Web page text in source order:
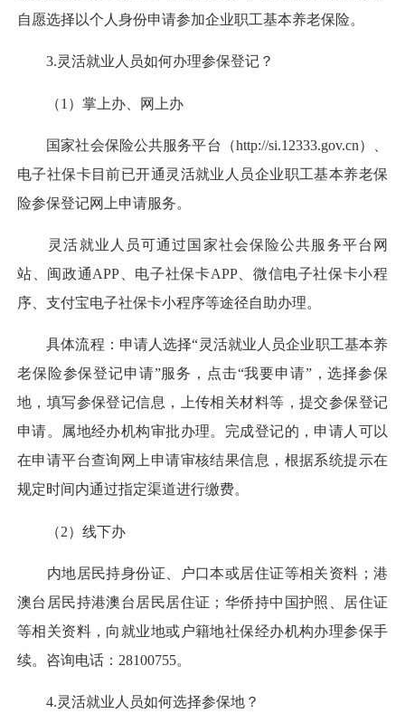
自愿选择以个人身份申请参加企业职工基本养老保险。
3.灵活就业人员如何办理参保登记？
（1）掌上办、网上办
国家社会保险公共服务平台（http://si.12333.gov.cn）、
电子社保卡目前已开通灵活就业人员企业职工基本养老保
险参保登记网上申请服务。
灵活就业人员可通过国家社会保险公共服务平台网
站、闽政通APP、电子社保卡APP、微信电子社保卡小程
序、支付宝电子社保卡小程序等途径自助办理。
具体流程：申请人选择“灵活就业人员企业职工基本养
老保险参保登记申请”服务，点击“我要申请”，选择参保
地，填写参保登记信息，上传相关材料等，提交参保登记
申请。属地经办机构审批办理。完成登记的，申请人可以
在申请平台查询网上申请审核结果信息，根据系统提示在
规定时间内通过指定渠道进行缴费。
（2）线下办
内地居民持身份证、户口本或居住证等相关资料；港
澳台居民持港澳台居民居住证；华侨持中国护照、居住证
等相关资料，向就业地或户籍地社保经办机构办理参保手
续。咨询电话：28100755。
4.灵活就业人员如何选择参保地？